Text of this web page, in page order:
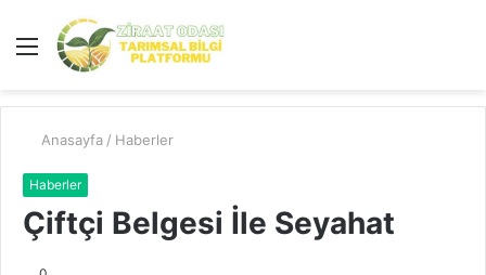
Menü
...
Anasayfa / Haberler
Haberler
Çiftçi Belgesi İle Seyahat